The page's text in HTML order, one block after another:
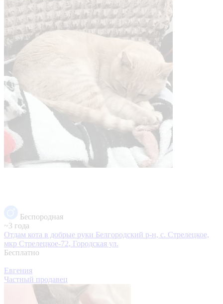
Беспородная
~3 года
Отдам кота в добрые руки Белгородский р-н, с. Стрелецкое,
мкр Стрелецкое-72, Городская ул.
Бесплатно
Евгения
Частный продавец